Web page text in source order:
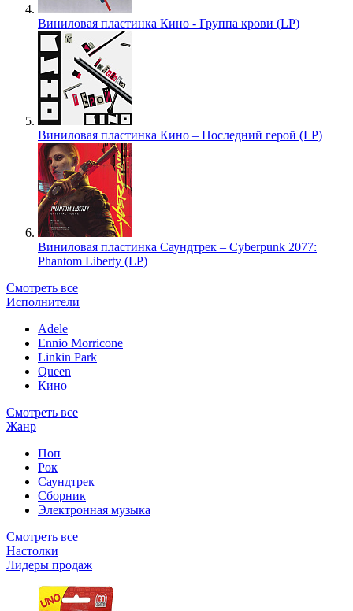
Виниловая пластинка Кино - Группа крови (LP)
Виниловая пластинка Кино – Последний герой (LP)
Виниловая пластинка Саундтрек – Cyberpunk 2077:
Phantom Liberty (LP)
Смотреть все
Исполнители
Adele
Ennio Morricone
Linkin Park
Queen
Кино
Смотреть все
Жанр
Поп
Рок
Саундтрек
Сборник
Электронная музыка
Смотреть все
Настолки
Лидеры продаж